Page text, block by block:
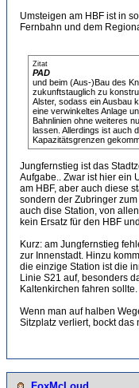
Umsteigen am HBF ist in
Fernbahn und dem
Zitat
PAD
und beim (Aus-)Bau des
zukunftstauglich zu
Alster, sodass ein Ausbau
eine verwinkeltes Anlage
Bahnlinien ohne weiteres
lassen. Allerdings ist auch
Kapazitätsgrenzen
Jungfernstieg ist das
Aufgabe.. Zwar ist hier ein
am HBF, aber auch diese
sondern der Zubringer
auch dise Station, von
kein Ersatz für den HBF
Kurz: am Jungfernstieg
zur Innenstadt. Hinzu
die einzige Station ist die
Linie S21 auf, besonders
Kaltenkirchen fahren sollte.
Wenn man auf halben
Sitzplatz verliert, bockt das